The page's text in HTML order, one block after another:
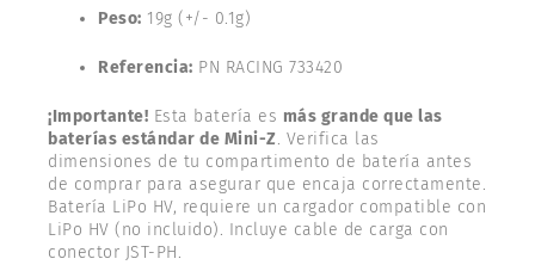
Peso: 19g (+/- 0.1g)
Referencia: PN RACING 733420
¡Importante! Esta batería es más grande que las
baterías estándar de Mini-Z. Verifica las
dimensiones de tu compartimento de batería antes
de comprar para asegurar que encaja correctamente.
Batería LiPo HV, requiere un cargador compatible con
LiPo HV (no incluido). Incluye cable de carga con
conector JST-PH.